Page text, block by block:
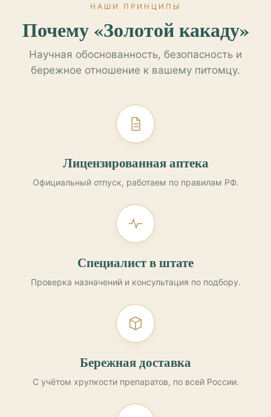
НАШИ ПРИНЦИПЫ
Почему «Золотой какаду»
Научная обоснованность, безопасность и
бережное отношение к вашему питомцу.
Лицензированная аптека
Официальный отпуск, работаем по правилам РФ.
Специалист в штате
Проверка назначений и консультация по подбору.
Бережная доставка
С учётом хрупкости препаратов, по всей России.